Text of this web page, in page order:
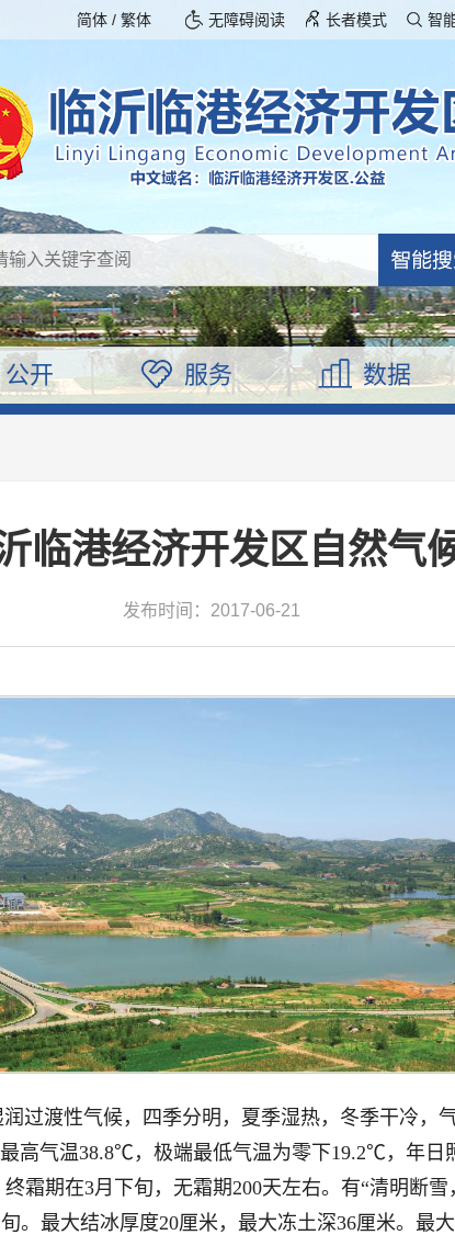
无障碍阅读 长者模式 智
简体 / 繁体
公开 服务 数据
临港经济开发区自然气
发布时间：2017-06-21
过渡性气候，四季分明，夏季湿热，冬季干冷，
高气温38.8℃，极端最低气温为零下19.2℃，年日
霜期在3月下旬，无霜期200天左右。有“清明断
。最大结冰厚度20厘米，最大冻土深36厘米。最